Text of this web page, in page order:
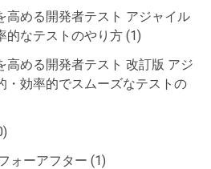
高める開発者テスト アジャイル
的なテストのやり方 (1)
高める開発者テスト 改訂版 アジ
・効率的でスムーズなテストの
ォーアフター (1)